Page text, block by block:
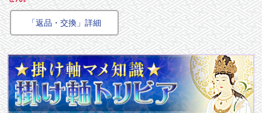
「返品・交換」詳細